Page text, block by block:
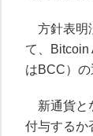
方針表明
て、
はBCC）の
新通貨と
付与するか